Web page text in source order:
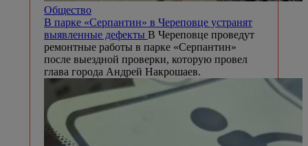
Общество
В парке «Серпантин» в Череповце устранят
выявленные дефекты В Череповце проведут
ремонтные работы в парке «Серпантин»
после выездной проверки, которую провел
глава города Андрей Накрошаев.